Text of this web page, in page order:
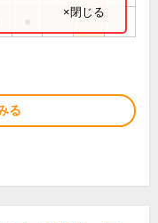
×閉じる
る